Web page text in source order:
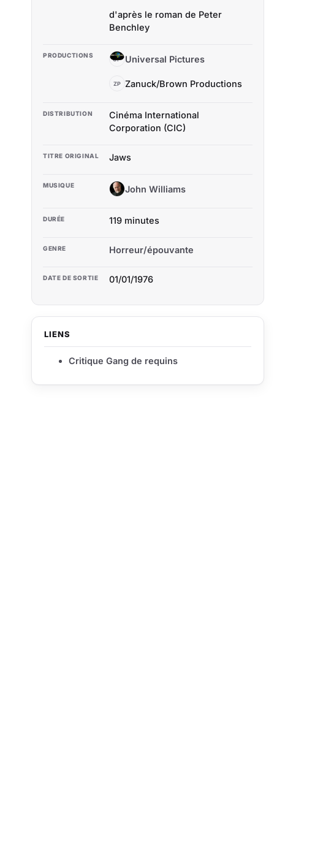
d'après le roman de Peter
Benchley
PRODUCTIONS UP Universal Pictures
ZP Zanuck/Brown Productions
DISTRIBUTION
Cinéma International
Corporation (CIC)
TITRE ORIGINAL Jaws
MUSIQUE JW John Williams
DURÉE 119 minutes
GENRE Horreur/épouvante
DATE DE SORTIE 01/01/1976
LIENS
Critique Gang de requins